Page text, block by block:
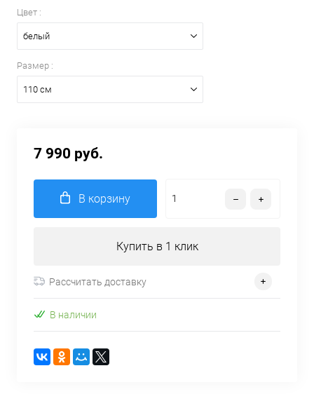
Цвет :
белый
Размер :
110 см
7 990 руб.
В корзину
Купить в 1 клик
Рассчитать доставку
В наличии